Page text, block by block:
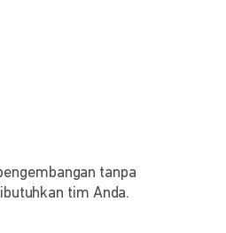
tanpa
tim Anda.